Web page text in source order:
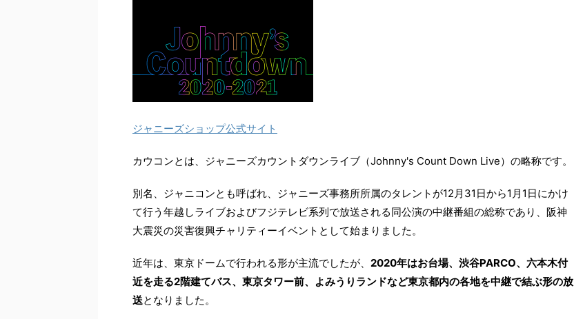
ジャニーズショップ公式サイト
カウコンとは、ジャニーズカウントダウンライブ（Johnny's Count Down Live）の略称です。
別名、ジャニコンとも呼ばれ、ジャニーズ事務所所属のタレントが12月31日から1月1日にかけ
て行う年越しライブおよびフジテレビ系列で放送される同公演の中継番組の総称であり、阪神
大震災の災害復興チャリティーイベントとして始まりました。
近年は、東京ドームで行われる形が主流でしたが、 2020年はお台場、渋谷PARCO、六本木付
近を走る2階建てバス、東京タワー前、よみうりランドなど東京都内の各地を中継で結ぶ形の放
送となりました。